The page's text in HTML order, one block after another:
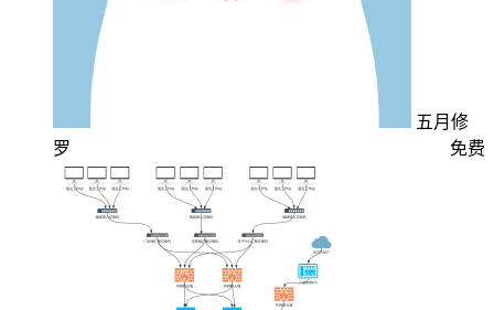
五月修
罗
免费